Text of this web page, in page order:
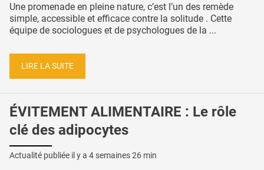
Une promenade en pleine nature, c’est l’un des remède
simple, accessible et efficace contre la solitude . Cette
équipe de sociologues et de psychologues de la ...
LIRE LA SUITE
ÉVITEMENT ALIMENTAIRE : Le rôle
clé des adipocytes
Actualité publiée il y a 4 semaines 26 min